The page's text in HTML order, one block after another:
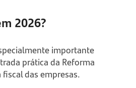
2026?
importante
prática da Reforma
das empresas.